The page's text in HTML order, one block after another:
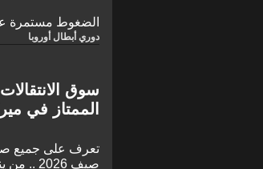
الضغوط مستمرة
دوري أبطال أوروبا
سوق
الممتاز في
تعرف على جميع
صيف 2026 .. من ينضم إلى ليفربول ومانشستر سيتي وآرسنال؟